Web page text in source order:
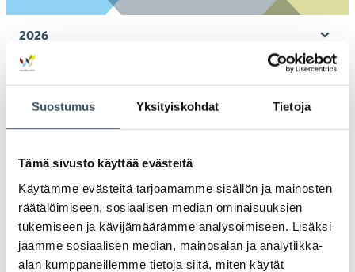
Suostumus Yksityiskohdat Tietoja
Tämä sivusto käyttää evästeitä
Käytämme evästeitä tarjoamamme sisällön ja mainosten
räätälöimiseen, sosiaalisen median ominaisuuksien
tukemiseen ja kävijämäärämme analysoimiseen. Lisäksi
jaamme sosiaalisen median, mainosalan ja analytiikka-
alan kumppaneillemme tietoja siitä, miten käytät
2026
2025
2024
2023
2022